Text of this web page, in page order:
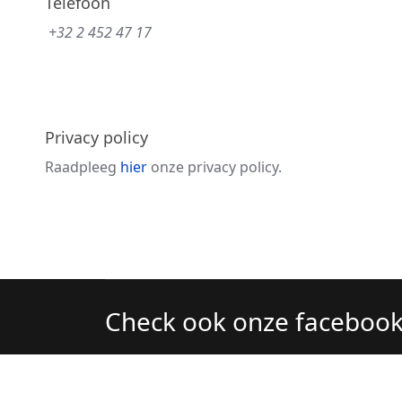
+32 2 452 47 17
Privacy policy
Raadpleeg hier onze privacy policy.
Check ook onze